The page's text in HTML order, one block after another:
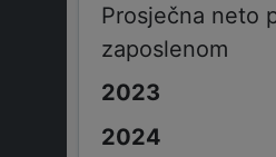
Prosječna neto
zaposlenom